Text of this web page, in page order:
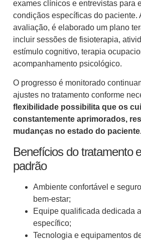
exames clínicos e entrevistas para
condiçãos específicas do paciente.
avaliação, é elaborado um plano
incluir sessões de fisioterapia,
estímulo cognitivo, terapia
acompanhamento psicológico.
O progresso é monitorado
ajustes no tratamento conforme
flexibilidade possibilita que os
constantemente aprimorados,
mudanças no estado do
Benefícios do tratamento
padrão
Ambiente confortável e
bem-estar;
Equipe qualificada dedicada
específico;
Tecnologia e equipamentos